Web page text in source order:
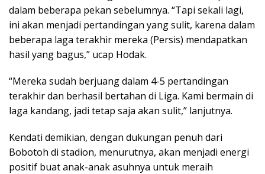
dalam beberapa pekan sebelumnya. “Tapi sekali lagi,
ini akan menjadi pertandingan yang sulit, karena dalam
beberapa laga terakhir mereka (Persis) mendapatkan
hasil yang bagus,” ucap Hodak.
“Mereka sudah berjuang dalam 4-5 pertandingan
terakhir dan berhasil bertahan di Liga. Kami bermain di
laga kandang, jadi tetap saja akan sulit,” lanjutnya.
Kendati demikian, dengan dukungan penuh dari
Bobotoh di stadion, menurutnya, akan menjadi energi
positif buat anak-anak asuhnya untuk meraih